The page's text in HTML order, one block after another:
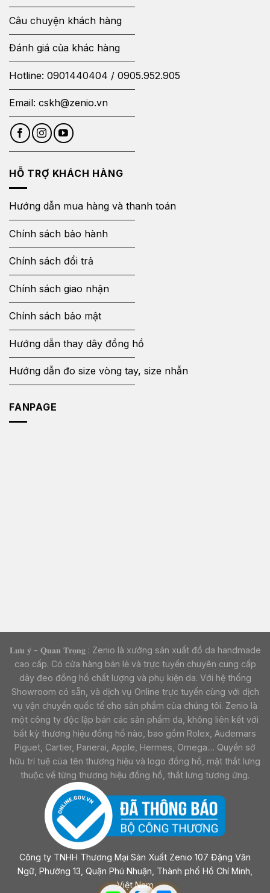
Câu chuyện khách hàng
Đánh giá của khác hàng
Hotline: 0901440404 / 0905.952.905
Email: cskh@zenio.vn
HỖ TRỢ KHÁCH HÀNG
Hướng dẫn mua hàng và thanh toán
Chính sách bảo hành
Chính sách đổi trả
Chính sách giao nhận
Chính sách bảo mật
Hướng dẫn thay dây đồng hồ
Hướng dẫn đo size vòng tay, size nhẫn
FANPAGE
𝐋𝐮̛𝐮 𝐲́ - 𝐐𝐮𝐚𝐧 𝐓𝐫𝐨̣𝐧𝐠 : Zenio là xưởng sản xuất đồ da handmade
cao cấp. Có cửa hàng bán lẻ và trực tuyến chuyên cung cấp
dây đeo đồng hồ chất lượng và phụ kiện da. Với hệ thống
Showroom có sẵn, và dịch vụ Online trực tuyến cùng với dịch
vụ vận chuyển quốc tế cho sản phẩm của chúng tôi. Zenio là
một công ty độc lập bán các sản phẩm da, không liên kết với
bất kỳ thương hiệu đồng hồ nào, bao gồm Rolex, Audemars
Piguet, Cartier, Panerai, Apple, Hermes, Omega.... Quyền sở
hữu trí tuệ của tên thương hiệu và logo đồng hồ, mặt thắt lưng
thuộc về từng thương hiệu đồng hồ, thắt lưng tương ứng.
Công ty TNHH Thương Mại Sản Xuất Zenio 107 Đặng Văn
Ngữ, Phường 13, Quận Phú Nhuận, Thành phố Hồ Chí Minh,
Việt Nam